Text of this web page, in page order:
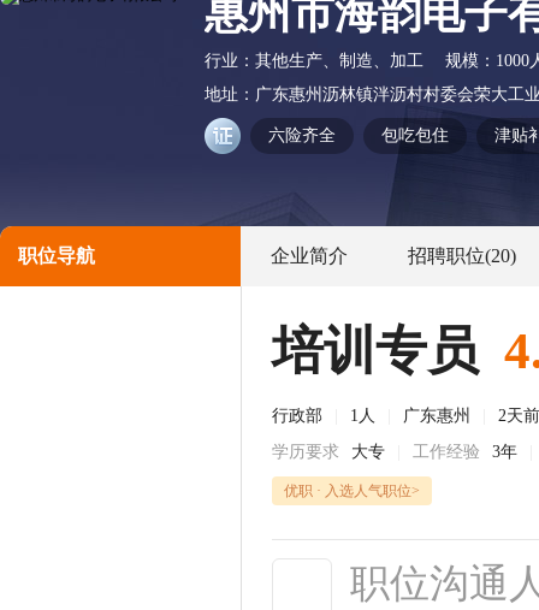
惠州市海韵电子
行业： 其他生产、制造、加工 规模： 1000
地址： 广东惠州沥林镇泮沥村村委会荣大工
六险齐全 包吃包住 津贴
职位导航 企业简介 招聘职位(20)
培训专员
行政部 1人 广东惠州
2天
学历要求
大专 工作经验 3年
优职 · 入选人气职位>
职位沟通